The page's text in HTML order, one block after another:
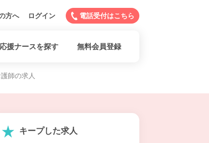
方へ ログイン 電話受付はこちら
応援ナースを探す 無料会員登録
師の求人
キープした求人